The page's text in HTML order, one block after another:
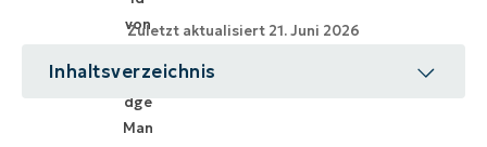
Zuletzt aktualisiert 21. Juni 2026
Inhaltsverzeichnis